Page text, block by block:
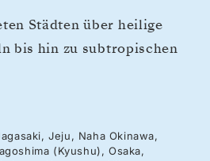
Städten über heilige
bis hin zu subtropischen
außergewöhnliche
was Sie zu wissen
voller Entdeckungen
Jeju, Naha Okinawa,
(Kyushu), Osaka,